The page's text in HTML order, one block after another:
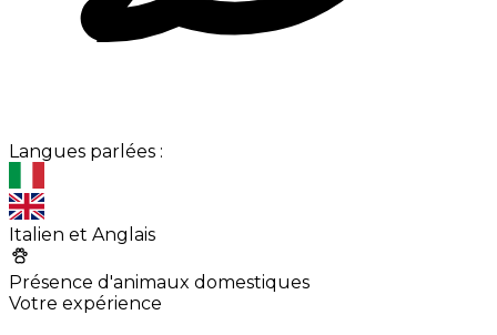
Langues parlées :
Italien et Anglais
Présence d'animaux domestiques
Votre expérience